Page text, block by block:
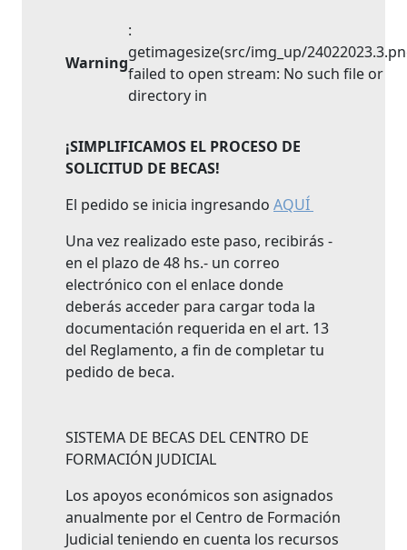
Warning
:
getimagesize(src/img_up/
failed to open stream: No such file or
directory in
¡SIMPLIFICAMOS EL PROCESO DE
SOLICITUD DE BECAS!
El pedido se inicia ingresando AQUÍ
Una vez realizado este paso, recibirás -
en el plazo de 48 hs.- un correo
electrónico con el enlace donde
deberás acceder para cargar toda la
documentación requerida en el art. 13
del Reglamento, a fin de completar tu
pedido de beca.
SISTEMA DE BECAS DEL CENTRO DE
FORMACIÓN JUDICIAL
Los apoyos económicos son asignados
anualmente por el Centro de Formación
Judicial teniendo en cuenta los recursos